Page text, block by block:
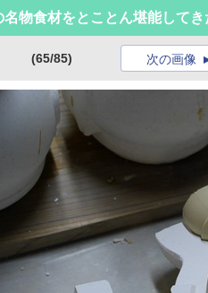
物食材をとことん堪能してき
(65/85) 次の画像